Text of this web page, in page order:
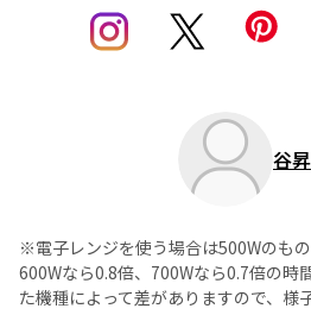
谷昇
※電子レンジを使う場合は500Wのもの
600Wなら0.8倍、700Wなら0.7倍の時
た機種によって差がありますので、様